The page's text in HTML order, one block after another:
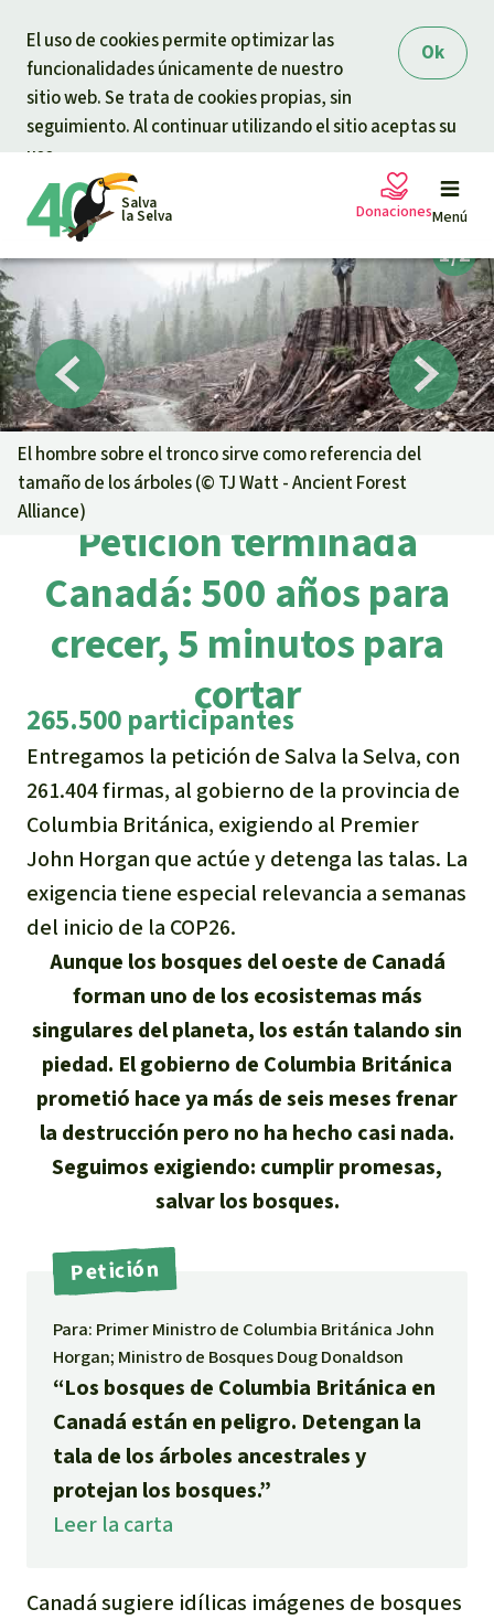
Ok
El uso de cookies permite optimizar las
funcionalidades únicamente de nuestro
sitio web. Se trata de cookies propias, sin
seguimiento. Al continuar utilizando el sitio aceptas su
uso.
Salva
la Selva Menú
Peticiones
Proyectos
Informaciones
Informaciones
Éxitos y Noticias
Suscribirme al boletín
Prensa
Banners Salva la Selva
Widget Salva la Selva
Agenda
Temas
Clima
Madera tropical
Biodiversidad
Selva tropical
Derechos de la Naturaleza
Bioenergía
Agua
Metales
Minería
Agrotoxicos
Aceite de palma
Indígena
Landgrabbing
Granjas Industriales
Para niñas y niños
Salva la Selva
Acerca de Salva la Selva
40 años Salva la Selva
En los Medios
FAQ
Transparencia
Contacto
Búsqueda
Español
Deutsch
English
Français
Italiano
Português
Indonesia
Donaciones
Tu donación ayuda
Donación general
Urgen donaciones
Certificados de donación
Preguntas y Respuestas
Donar para un tema
Bienestar animal
Defensa de la selva
Defensoras y defensores de la
selva
Donar para una región
Sudeste de Asia
África
Latinoamérica
El hombre sobre el tronco sirve como referencia del
tamaño de los árboles (© TJ Watt - Ancient Forest
Alliance)
Petición terminada
Canadá: 500 años para
crecer, 5 minutos para
cortar
265.500 participantes
Entregamos la petición de Salva la Selva, con
261.404 firmas, al gobierno de la provincia de
Columbia Británica, exigiendo al Premier
John Horgan que actúe y detenga las talas. La
exigencia tiene especial relevancia a semanas
del inicio de la COP26.
Aunque los bosques del oeste de Canadá
forman uno de los ecosistemas más
singulares del planeta, los están talando sin
piedad. El gobierno de Columbia Británica
prometió hace ya más de seis meses frenar
la destrucción pero no ha hecho casi nada.
Seguimos exigiendo: cumplir promesas,
salvar los bosques.
Petición
Para: Primer Ministro de Columbia Británica John
Horgan; Ministro de Bosques Doug Donaldson
“Los bosques de Columbia Británica en
Canadá están en peligro. Detengan la
tala de los árboles ancestrales y
protejan los bosques.”
Leer la carta
Canadá sugiere idílicas imágenes de bosques